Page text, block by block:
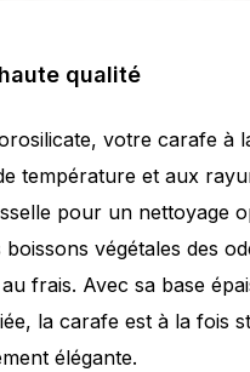
qualité
votre carafe à
température et aux
pour un nettoyage
boissons végétales des
frais. Avec sa base
la carafe est à la fois
élégante.